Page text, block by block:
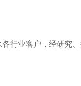
行业客户，经研究